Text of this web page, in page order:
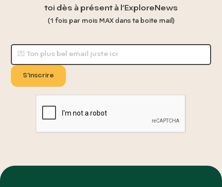
toi dès à présent à l’ExploreNews
(1 fois par mois MAX dans ta boite mail)